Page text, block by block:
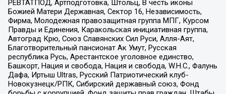
РЕВТАТПОД, Артподготовка, Штольц, В честь иконы
Божией Матери Державная, Сектор 16, Независимость,
Фирма, Молодежная правозащитная группа МПГ, Курсом
Правды и Единения, Каракольская инициативная группа,
Автоград Крю, Союз Славянских Сил Руси, Алля-Аят,
Благотворительный пансионат Ак Умут, Русская
республика Русь, Арестантское уголовное единство,
Башкорт, Нация и свобода, Нация и свобода, W.H.С., Фалунь
Дафа, Иртыш Ultras, Русский Патриотический клуб-
Новокузнецк/РПК, Сибирский державный союз, Фонд